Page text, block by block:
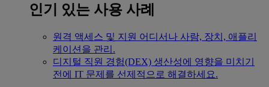
인기 있는 사용 사례
원격 액세스 및 지원 어디서나 사람, 장치, 애플리
케이션을 관리.
디지털 직원 경험(DEX) 생산성에 영향을 미치기
전에 IT 문제를 선제적으로 해결하세요.